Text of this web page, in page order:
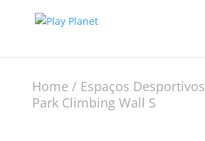
Home / Espaços Desportivos
Park Climbing Wall S